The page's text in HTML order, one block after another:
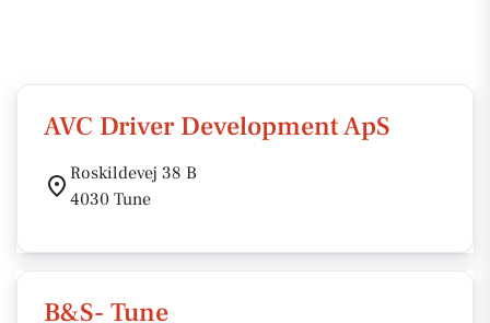
AVC Driver Development ApS
Roskildevej 38 B
4030 Tune
B&S- Tune